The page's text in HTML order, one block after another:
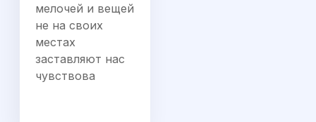
мелочей и вещей
не на своих
местах
заставляют нас
чувствова